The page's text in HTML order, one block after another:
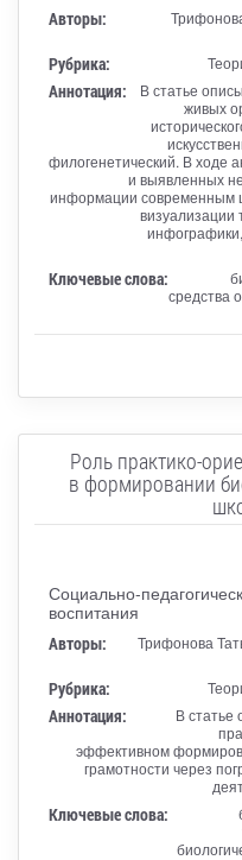
Авторы:
Рубрика:
Аннотация:
В статье
живых
филогенетический. В ходе
и выявленных
информации современным
визуализации
Ключевые слова:
средства
Роль практико-
в формировании
Социально-
воспитания
Авторы:
Трифонова
Рубрика:
Аннотация:
В статье
эффективном
грамотности через
Ключевые слова: